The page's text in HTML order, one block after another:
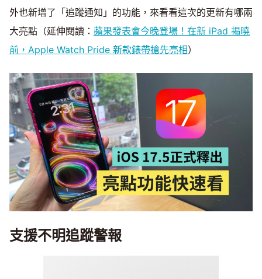
外也新增了「追蹤通知」的功能，來看看這次的更新有哪兩
大亮點（延伸閱讀： 蘋果發表會今晚登場！在新 iPad 揭曉
前，Apple Watch Pride 新款錶帶搶先亮相）
支援不明追蹤警報